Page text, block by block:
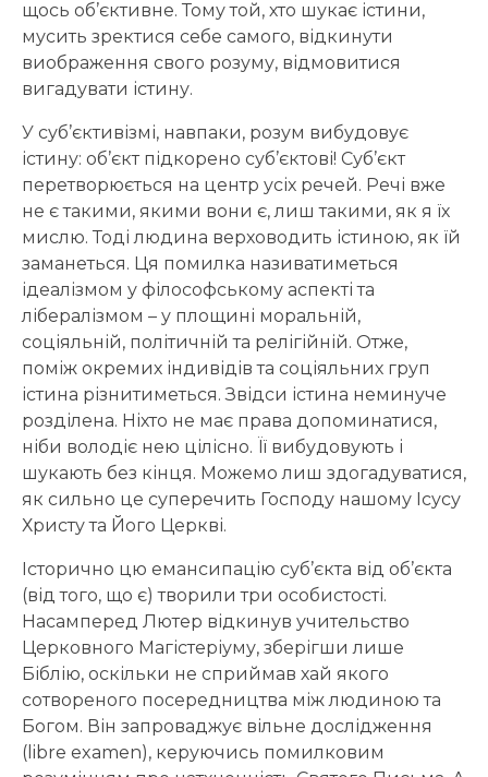
щось об’єктивне. Тому той, хто шукає істини,
мусить зректися себе самого, відкинути
виображення свого розуму, відмовитися
вигадувати істину.
У суб’єктивізмі, навпаки, розум вибудовує
істину: об’єкт підкорено суб’єктові! Суб’єкт
перетворюється на центр усіх речей. Речі вже
не є такими, якими вони є, лиш такими, як я їх
мислю. Тоді людина верховодить істиною, як їй
заманеться. Ця помилка називатиметься
ідеалізмом у філософському аспекті та
лібералізмом – у площині моральній,
соціяльній, політичній та релігійній. Отже,
поміж окремих індивідів та соціяльних груп
істина різнитиметься. Звідси істина неминуче
розділена. Ніхто не має права допоминатися,
ніби володіє нею цілісно. Її вибудовують і
шукають без кінця. Можемо лиш здогадуватися,
як сильно це суперечить Господу нашому Ісусу
Христу та Його Церкві.
Історично цю емансипацію суб’єкта від об’єкта
(від того, що є) творили три особистості.
Насамперед Лютер відкинув учительство
Церковного Магістеріуму, зберігши лише
Біблію, оскільки не сприймав хай якого
сотвореного посередництва між людиною та
Богом. Він запроваджує вільне дослідження
(libre examen), керуючись помилковим